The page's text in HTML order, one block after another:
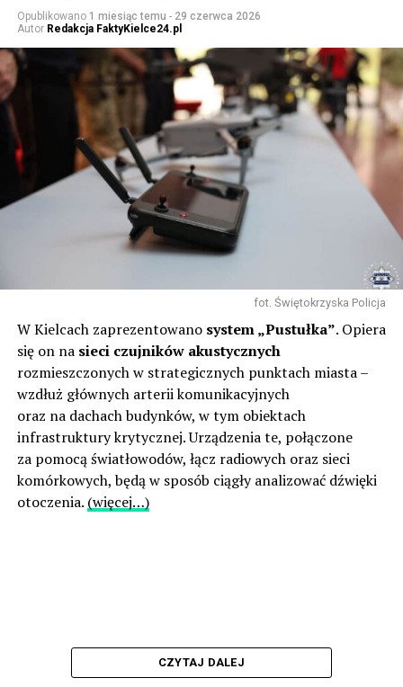
Opublikowano 1 miesiąc temu - 29 czerwca 2026
Autor Redakcja FaktyKielce24.pl
fot. Świętokrzyska Policja
W Kielcach zaprezentowano system „Pustułka”. Opiera
się on na sieci czujników akustycznych
rozmieszczonych w strategicznych punktach miasta –
wzdłuż głównych arterii komunikacyjnych
oraz na dachach budynków, w tym obiektach
infrastruktury krytycznej. Urządzenia te, połączone
za pomocą światłowodów, łącz radiowych oraz sieci
komórkowych, będą w sposób ciągły analizować dźwięki
otoczenia. (więcej…)
CZYTAJ DALEJ